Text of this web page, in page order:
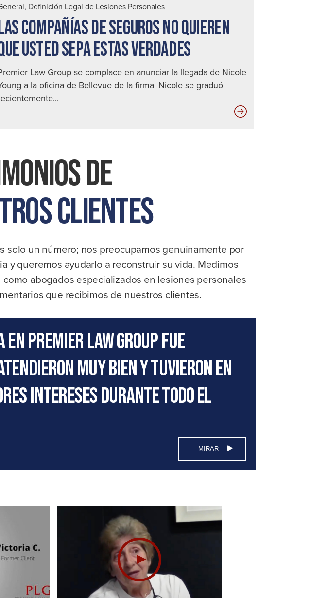
, Definición Legal de Lesiones Personales
COMPAÑÍAS DE SEGUROS NO QUIEREN
USTED SEPA ESTAS VERDADES
Law Group se complace en anunciar la llegada de Nicole
a la oficina de Bellevue de la firma. Nicole se graduó
Las
De
Clientes
solo un número; nos preocupamos genuinamente por
y queremos ayudarlo a reconstruir su vida. Medimos
como abogados especializados en lesiones personales
que recibimos de nuestros clientes.
en Premier Law Group fue
muy bien y tuvieron en
intereses durante todo el
MIRAR